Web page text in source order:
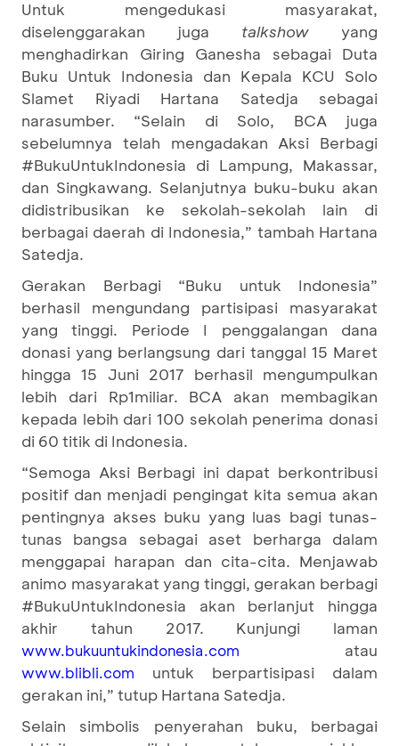
Untuk mengedukasi masyarakat,
diselenggarakan juga talkshow yang
menghadirkan Giring Ganesha sebagai Duta
Buku Untuk Indonesia dan Kepala KCU Solo
Slamet Riyadi Hartana Satedja sebagai
narasumber. “Selain di Solo, BCA juga
sebelumnya telah mengadakan Aksi Berbagi
#BukuUntukIndonesia di Lampung, Makassar,
dan Singkawang. Selanjutnya buku-buku akan
didistribusikan ke sekolah-sekolah lain di
berbagai daerah di Indonesia,” tambah Hartana
Satedja.
Gerakan Berbagi “Buku untuk Indonesia”
berhasil mengundang partisipasi masyarakat
yang tinggi. Periode I penggalangan dana
donasi yang berlangsung dari tanggal 15 Maret
hingga 15 Juni 2017 berhasil mengumpulkan
lebih dari Rp1miliar. BCA akan membagikan
kepada lebih dari 100 sekolah penerima donasi
di 60 titik di Indonesia.
“Semoga Aksi Berbagi ini dapat berkontribusi
positif dan menjadi pengingat kita semua akan
pentingnya akses buku yang luas bagi tunas-
tunas bangsa sebagai aset berharga dalam
menggapai harapan dan cita-cita. Menjawab
animo masyarakat yang tinggi, gerakan berbagi
#BukuUntukIndonesia akan berlanjut hingga
akhir tahun 2017. Kunjungi laman
www.bukuuntukindonesia.com atau
www.blibli.com untuk berpartisipasi dalam
gerakan ini,” tutup Hartana Satedja.
Selain simbolis penyerahan buku, berbagai